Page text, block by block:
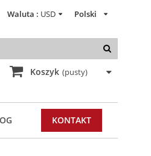
Polski
Waluta : USD
Koszyk (pusty)
KONTAKT